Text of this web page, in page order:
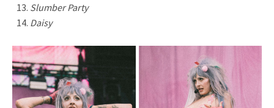
Slumber Party
Daisy